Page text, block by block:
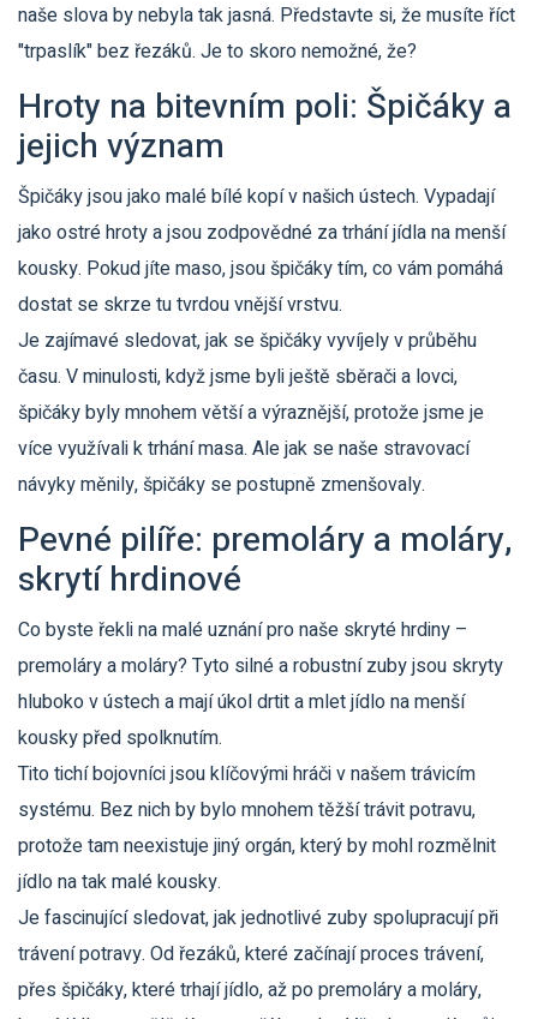
naše slova by nebyla tak jasná. Představte si, že musíte říct
"trpaslík" bez řezáků. Je to skoro nemožné, že?
Hroty na bitevním poli: Špičáky a
jejich význam
Špičáky jsou jako malé bílé kopí v našich ústech. Vypadají
jako ostré hroty a jsou zodpovědné za trhání jídla na menší
kousky. Pokud jíte maso, jsou špičáky tím, co vám pomáhá
dostat se skrze tu tvrdou vnější vrstvu.
Je zajímavé sledovat, jak se špičáky vyvíjely v průběhu
času. V minulosti, když jsme byli ještě sběrači a lovci,
špičáky byly mnohem větší a výraznější, protože jsme je
více využívali k trhání masa. Ale jak se naše stravovací
návyky měnily, špičáky se postupně zmenšovaly.
Pevné pilíře: premoláry a moláry,
skrytí hrdinové
Co byste řekli na malé uznání pro naše skryté hrdiny –
premoláry a moláry? Tyto silné a robustní zuby jsou skryty
hluboko v ústech a mají úkol drtit a mlet jídlo na menší
kousky před spolknutím.
Tito tichí bojovníci jsou klíčovými hráči v našem trávicím
systému. Bez nich by bylo mnohem těžší trávit potravu,
protože tam neexistuje jiný orgán, který by mohl rozmělnit
jídlo na tak malé kousky.
Je fascinující sledovat, jak jednotlivé zuby spolupracují při
trávení potravy. Od řezáků, které začínají proces trávení,
přes špičáky, které trhají jídlo, až po premoláry a moláry,